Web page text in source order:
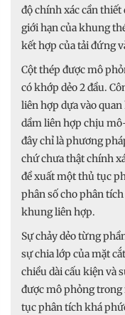
độ chính xác cần
giới hạn của khung
kết hợp của tải đứng
Cột thép được mô
có khớp dẻo 2 đầu.
liên hợp dựa vào
dầm liên hợp chịu
đây chỉ là phương
chứ chưa thật chính
đề xuất một thủ tục
phân số cho phân
khung liên hợp.
Sự chảy dẻo từng
sự chia lớp của mặt
chiều dài cấu kiện và
được mô phỏng
tục phân tích khá